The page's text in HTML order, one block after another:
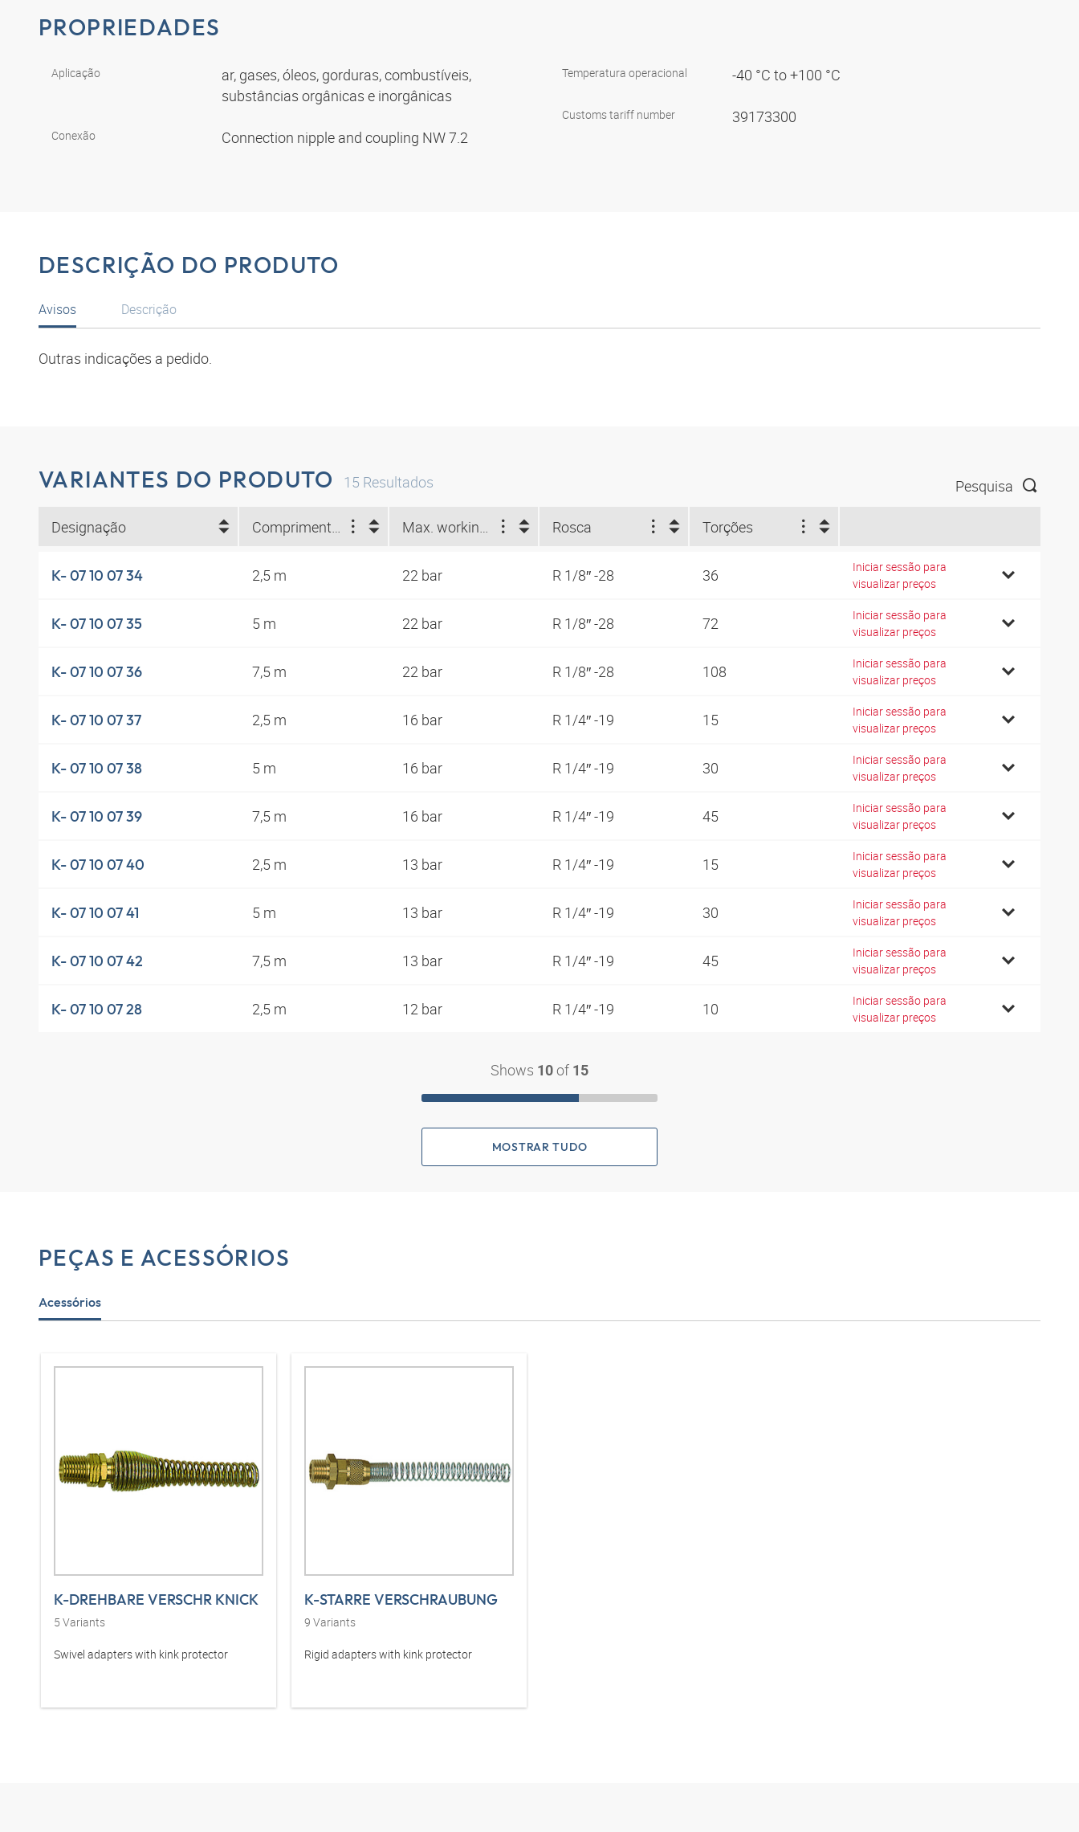
PROPRIEDADES
Aplicação
ar, gases, óleos, gorduras, combustíveis,
substâncias orgânicas e inorgânicas
Conexão Connection nipple and coupling NW 7.2
Temperatura operacional -40 °C to +100 °C
Customs tariff number 39173300
DESCRIÇÃO DO PRODUTO
Avisos
Outras indicações a pedido.
Descrição
VARIANTES DO PRODUTO 15 Resultados Pesquisa
Designação Comprimento de trabalho máx. (m) Max. working pressure at 23 °C (bar) Rosca Torções
K- 07 10 07 34 2,5 m 22 bar R 1/8″ -28 36
Iniciar sessão para
visualizar preços
K- 07 10 07 35 5 m 22 bar R 1/8″ -28 72
Iniciar sessão para
visualizar preços
K- 07 10 07 36 7,5 m 22 bar R 1/8″ -28 108
Iniciar sessão para
visualizar preços
K- 07 10 07 37 2,5 m 16 bar R 1/4″ -19 15
Iniciar sessão para
visualizar preços
K- 07 10 07 38 5 m 16 bar R 1/4″ -19 30
Iniciar sessão para
visualizar preços
K- 07 10 07 39 7,5 m 16 bar R 1/4″ -19 45
Iniciar sessão para
visualizar preços
K- 07 10 07 40 2,5 m 13 bar R 1/4″ -19 15
Iniciar sessão para
visualizar preços
K- 07 10 07 41 5 m 13 bar R 1/4″ -19 30
Iniciar sessão para
visualizar preços
K- 07 10 07 42 7,5 m 13 bar R 1/4″ -19 45
Iniciar sessão para
visualizar preços
K- 07 10 07 28 2,5 m 12 bar R 1/4″ -19 10
Iniciar sessão para
visualizar preços
Shows 10 of 15
MOSTRAR TUDO
PEÇAS E ACESSÓRIOS
Acessórios
K-DREHBARE VERSCHR KNICK
5 Variants
Swivel adapters with kink protector
K-STARRE VERSCHRAUBUNG
9 Variants
Rigid adapters with kink protector